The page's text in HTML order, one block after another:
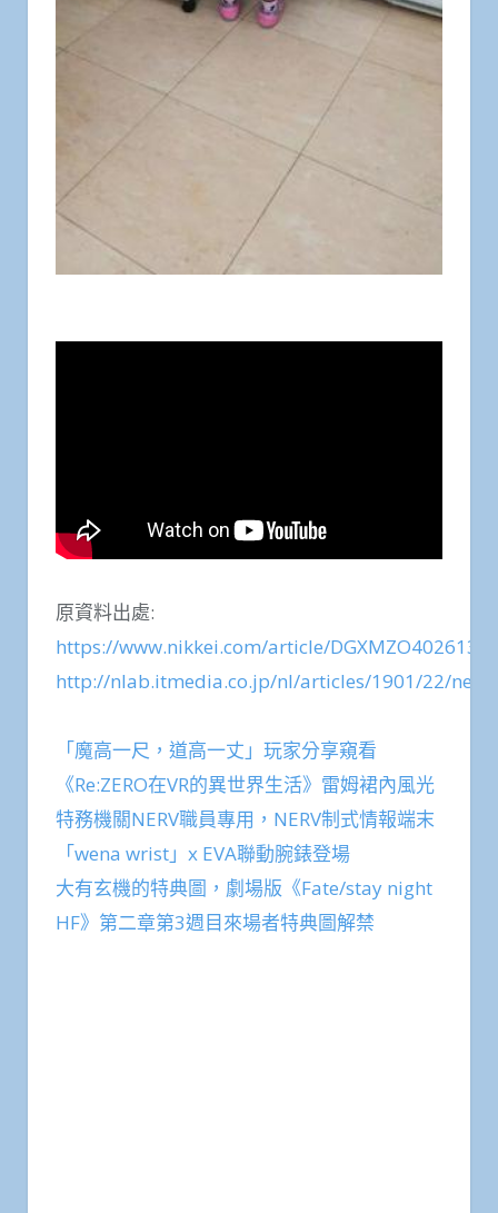
原資料出處:
https://www.nikkei.com/article/
http://nlab.itmedia.co.jp/nl/articles/1901/22/
「魔高一尺，道高一丈」玩家分享窺看
《Re:ZERO在VR的異世界生活》雷姆裙內風光
特務機關NERV職員專用，NERV制式情報端末
「wena wrist」x EVA聯動腕錶登場
大有玄機的特典圖，劇場版《Fate/stay night
HF》第二章第3週目來場者特典圖解禁